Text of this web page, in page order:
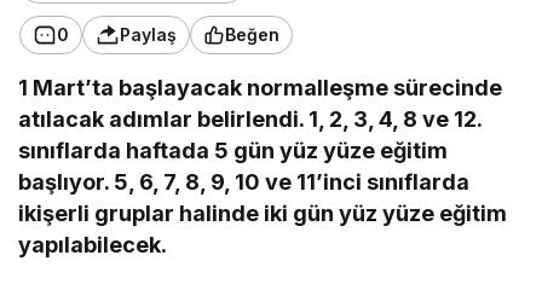
0 Paylaş Beğen
1 Mart’ta başlayacak normalleşme sürecinde
atılacak adımlar belirlendi. 1, 2, 3, 4, 8 ve 12.
sınıflarda haftada 5 gün yüz yüze eğitim
başlıyor. 5, 6, 7, 8, 9, 10 ve 11’inci sınıflarda
ikişerli gruplar halinde iki gün yüz yüze eğitim
yapılabilecek.